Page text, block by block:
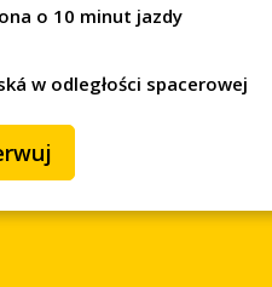
o 10 minut jazdy
w odległości spacerowej